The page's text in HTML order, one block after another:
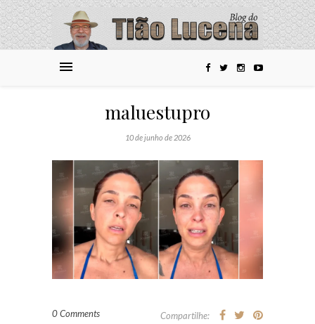
maluestupro
10 de junho de 2026
0 Comments Compartilhe: